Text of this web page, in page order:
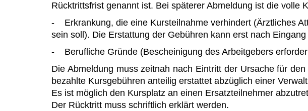
Rücktrittsfrist genannt ist. Bei späterer Abmeldung ist die volle
- Erkrankung, die eine Kursteilnahme verhindert (Ärztliches
sein soll). Die Erstattung der Gebühren kann erst nach
- Berufliche Gründe (Bescheinigung des Arbeitgebers
Die Abmeldung muss zeitnah nach Eintritt der Ursache für
bezahlte Kursgebühren anteilig erstattet abzüglich einer
Es ist möglich den Kursplatz an einen Ersatzteilnehmer
Der Rücktritt muss schriftlich erklärt werden.